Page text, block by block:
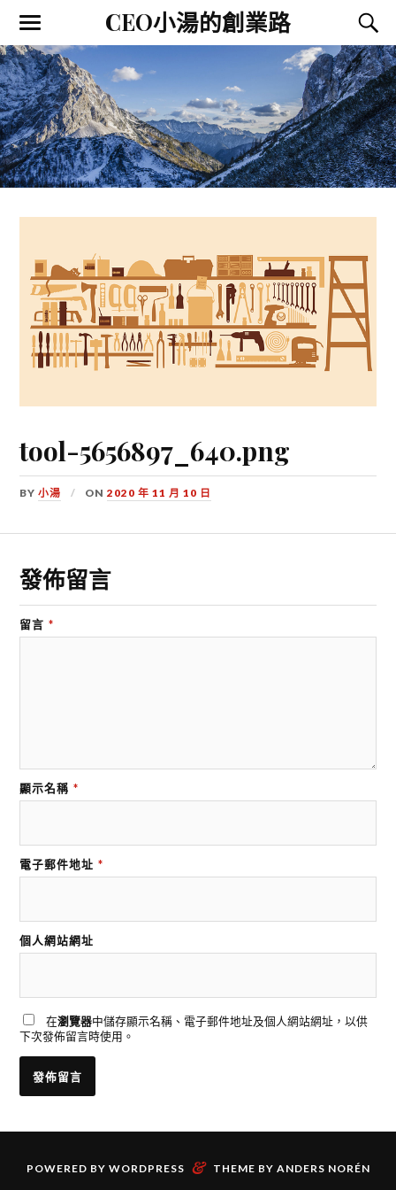
CEO小湯的創業路
tool-5656897_640.png
BY小湯 ON2020 年 11 月 10 日
發佈留言
留言 *
顯示名稱 *
電子郵件地址 *
個人網站網址
在瀏覽器中儲存顯示名稱、電子郵件地址及個人網站網址，以供
下次發佈留言時使用。
POWERED BY WORDPRESS & THEME BY ANDERS NORÉN